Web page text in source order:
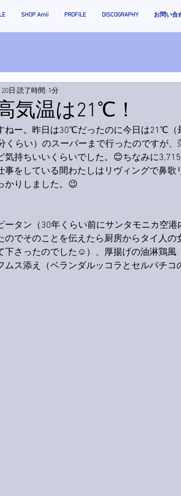
SHOP Amii PROFILE DISCOGRAPHY お問い合
気温は21℃！
日 読了時間: 1分
ねー。昨日は30℃だったのに今日は21℃（
くらい）のスーパーまで行ったのですが
気持ちいいくらいでした。😊ちなみに3,715
事をしている間わたしはリヴィングで鼻歌
かりしました。😉
ータン（30年くらい前にサンタモニカ空
のでそのことを伝えたら厨房からタイ人の
下さったのでした☺️）、厚揚げの油淋鶏風
ムス添え（ベランダルッコラとセルバチコ